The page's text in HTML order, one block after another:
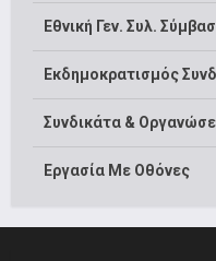
Εθνική Γεν. Συλ.
Εκδημοκρατισμός
Συνδικάτα &
Εργασία Με Οθόνες